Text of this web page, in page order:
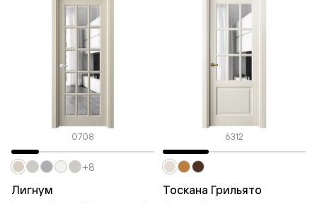
0708
Лигнум
+8
6312
Тоскана Грильято